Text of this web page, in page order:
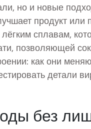
но и новые
продукт или
сплавам,
позволяющей
как они
детали
без